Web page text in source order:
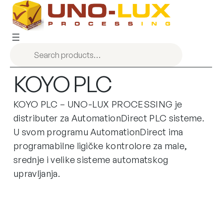
KOYO PLC
KOYO PLC – UNO-LUX PROCESSING je
distributer za AutomationDirect PLC sisteme.
U svom programu AutomationDirect ima
programabilne ligičke kontrolore za male,
srednje i velike sisteme automatskog
upravljanja.